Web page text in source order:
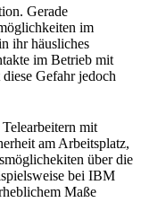
Gerade
im
ihr häusliches
im Betrieb mit
Gefahr jedoch
mit
am Arbeitsplatz,
über die
bei IBM
Maße